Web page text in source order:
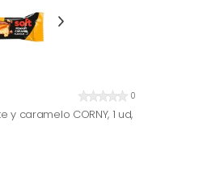
0
caramelo CORNY, 1 ud,